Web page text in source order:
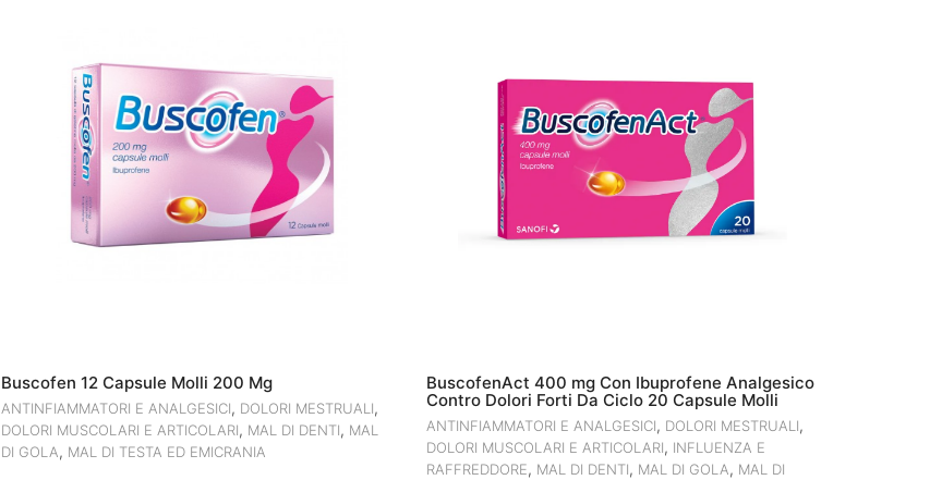
Buscofen 12 Capsule Molli 200 Mg
ANTINFIAMMATORI E ANALGESICI, DOLORI MESTRUALI,
DOLORI MUSCOLARI E ARTICOLARI, MAL DI DENTI, MAL
DI GOLA, MAL DI TESTA ED EMICRANIA
BuscofenAct 400 mg Con Ibuprofene Analgesico
Contro Dolori Forti Da Ciclo 20 Capsule Molli
ANTINFIAMMATORI E ANALGESICI, DOLORI MESTRUALI,
DOLORI MUSCOLARI E ARTICOLARI, INFLUENZA E
RAFFREDDORE, MAL DI DENTI, MAL DI GOLA, MAL DI